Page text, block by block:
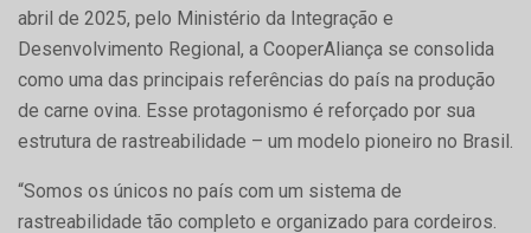
abril de 2025, pelo Ministério da Integração e
Desenvolvimento Regional, a CooperAliança se consolida
como uma das principais referências do país na produção
de carne ovina. Esse protagonismo é reforçado por sua
estrutura de rastreabilidade – um modelo pioneiro no Brasil.
“Somos os únicos no país com um sistema de
rastreabilidade tão completo e organizado para cordeiros.